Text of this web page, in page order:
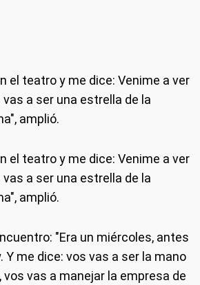
el teatro y me dice: Venime a ver
a ser una estrella de la
amplió.
el teatro y me dice: Venime a ver
a ser una estrella de la
amplió.
"Era un miércoles, antes
Y me dice: vos vas a ser la mano
vos vas a manejar la empresa de